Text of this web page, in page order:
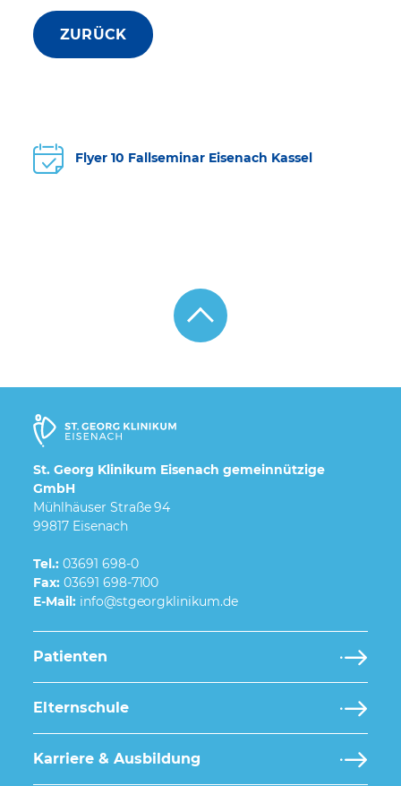
ZURÜCK
Flyer 10 Fallseminar Eisenach Kassel
St. Georg Klinikum Eisenach gemeinnützige
GmbH
Mühlhäuser Straße 94
99817 Eisenach
Tel.: 03691 698-0
Fax: 03691 698-7100
E-Mail:
Patienten
Elternschule
Karriere & Ausbildung